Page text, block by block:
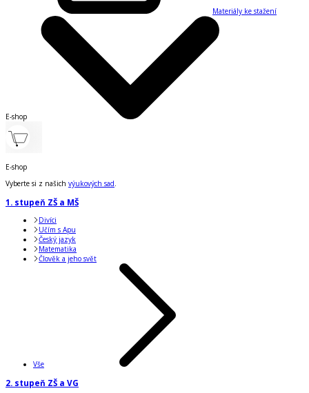
Materiály ke stažení
E-shop
E-shop
Vyberte si z našich výukových sad.
1. stupeň ZŠ a MŠ
Divíci
Učím s Apu
Český jazyk
Matematika
Člověk a jeho svět
Vše
2. stupeň ZŠ a VG